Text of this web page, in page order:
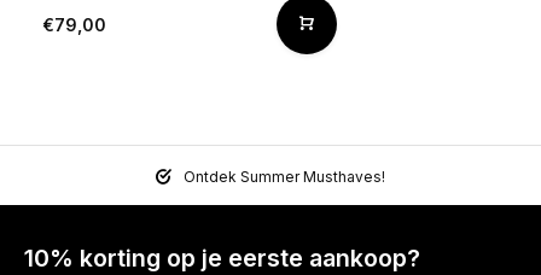
€79,00
Ontdek Summer Musthaves!
10% korting op je eerste aankoop?